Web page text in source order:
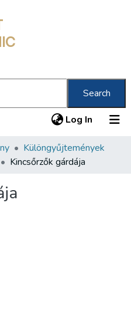
Search
Log In (current)
Különgyűjtemények
Kincsőrzők gárdája